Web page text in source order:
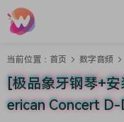
当前位置： 首页 数字音频
[极品象牙钢琴+
erican Concert D-